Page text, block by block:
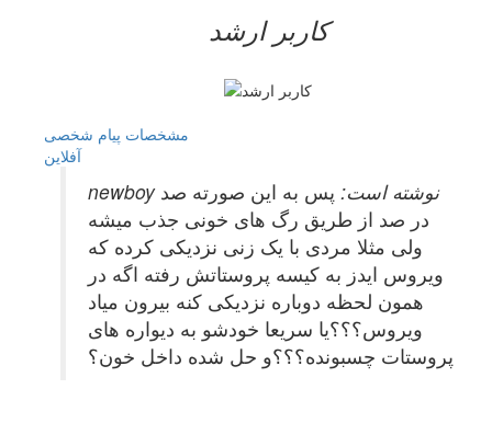
کاربر ارشد
مشخصات پیام شخصی
آفلاين
newboy نوشته است: پس به این صورته صد
در صد از طریق رگ های خونی جذب میشه
ولی مثلا مردی با یک زنی نزدیکی کرده که
ویروس ایدز به کیسه پروستاتش رفته اگه در
همون لحظه دوباره نزدیکی کنه بیرون میاد
ویروس؟؟؟یا سریعا خودشو به دیواره های
پروستات چسبونده؟؟؟و حل شده داخل خون؟